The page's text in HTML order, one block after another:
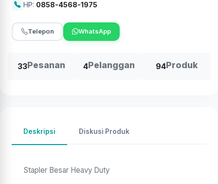
HP: 0858-4568-1975
Telepon WhatsApp
33Pesanan 4Pelanggan 94Produk
Deskripsi Diskusi Produk
Stapler Besar Heavy Duty